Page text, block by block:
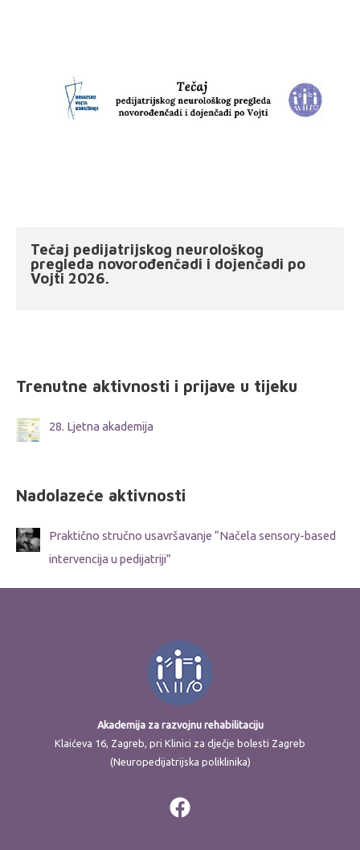
Tečaj pedijatrijskog neurološkog
pregleda novorođenčadi i dojenčadi po
Vojti 2026.
Trenutne aktivnosti i prijave u tijeku
28. Ljetna akademija
Nadolazeće aktivnosti
Praktično stručno usavršavanje “Načela sensory-based
intervencija u pedijatriji”
Akademija za razvojnu rehabilitaciju
Klaićeva 16, Zagreb, pri Klinici za dječje bolesti Zagreb
(Neuropedijatrijska poliklinika)